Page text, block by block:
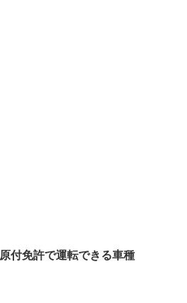
原付免許で運転できる車種